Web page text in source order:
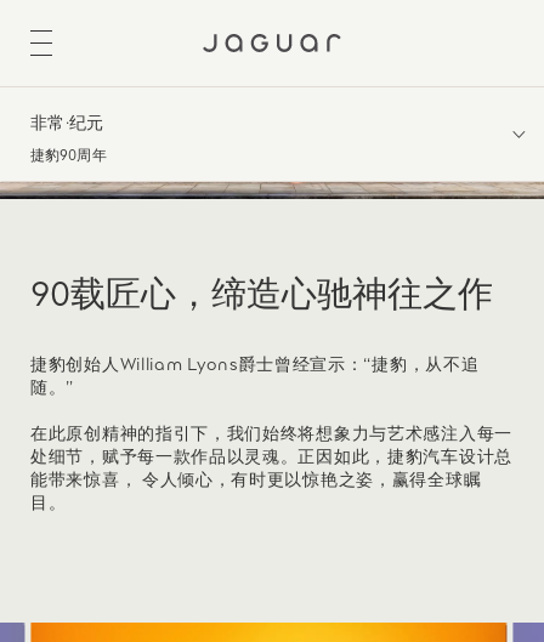
非常·纪元
捷豹90周年
90载匠心，缔造心驰神往之作
捷豹创始人William Lyons爵士曾经宣示：“捷豹，从不追
随。”
在此原创精神的指引下，我们始终将想象力与艺术感注入每一
处细节，赋予每一款作品以灵魂。正因如此，捷豹汽车设计总
能带来惊喜， 令人倾心，有时更以惊艳之姿，赢得全球瞩
目。